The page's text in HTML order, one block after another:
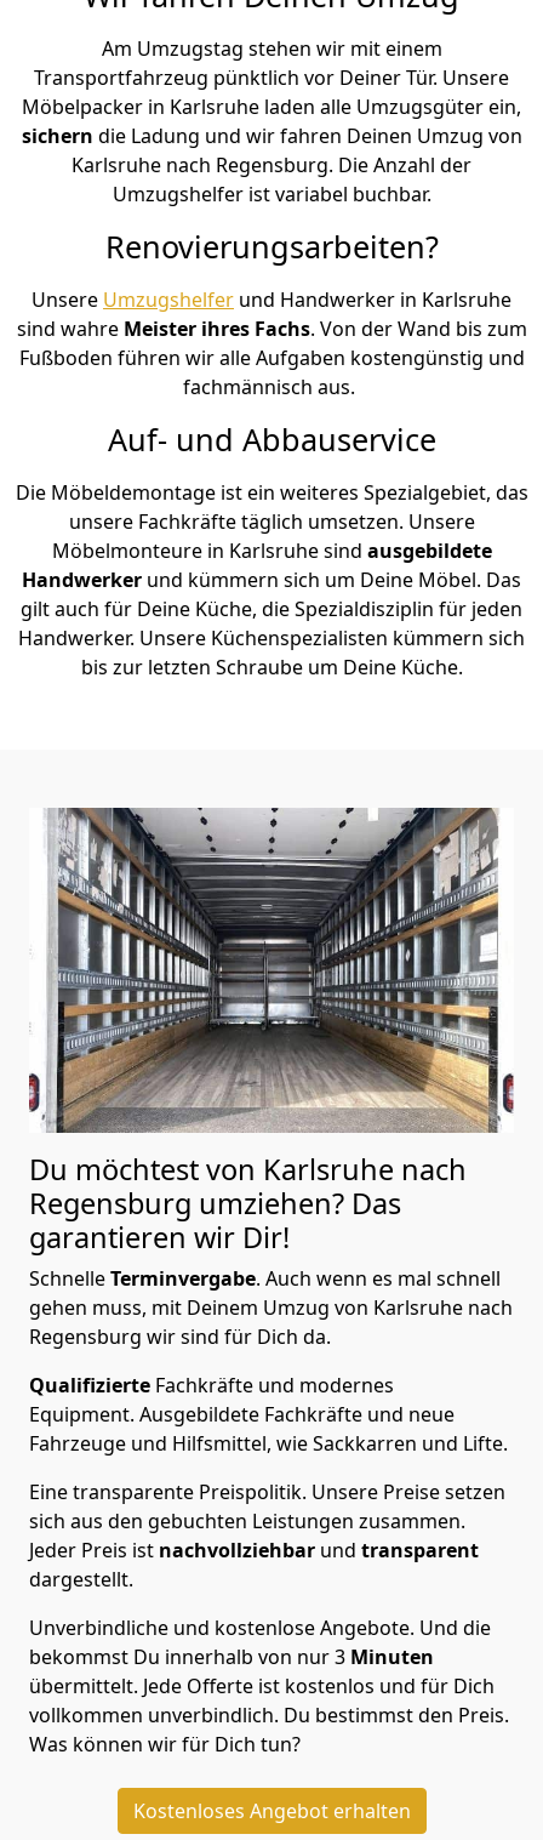
Am Umzugstag stehen wir mit einem
Transportfahrzeug pünktlich vor Deiner Tür. Unsere
Möbelpacker in Karlsruhe laden alle Umzugsgüter ein,
sichern die Ladung und wir fahren Deinen Umzug von
Karlsruhe nach Regensburg. Die Anzahl der
Umzugshelfer ist variabel buchbar.
Renovierungsarbeiten?
Unsere Umzugshelfer und Handwerker in Karlsruhe
sind wahre Meister ihres Fachs. Von der Wand bis zum
Fußboden führen wir alle Aufgaben kostengünstig und
fachmännisch aus.
Auf- und Abbauservice
Die Möbeldemontage ist ein weiteres Spezialgebiet, das
unsere Fachkräfte täglich umsetzen. Unsere
Möbelmonteure in Karlsruhe sind ausgebildete
Handwerker und kümmern sich um Deine Möbel. Das
gilt auch für Deine Küche, die Spezialdisziplin für jeden
Handwerker. Unsere Küchenspezialisten kümmern sich
bis zur letzten Schraube um Deine Küche.
Du möchtest von Karlsruhe nach
Regensburg umziehen? Das
garantieren wir Dir!
SchnelleTerminvergabe. Auch wenn es mal schnell
gehen muss, mit Deinem Umzug von Karlsruhe nach
Regensburg wir sind für Dich da.
Qualifizierte Fachkräfte und modernes
Equipment. Ausgebildete Fachkräfte und neue
Fahrzeuge und Hilfsmittel, wie Sackkarren und Lifte.
Eine transparente Preispolitik. Unsere Preise setzen
sich aus den gebuchten Leistungen zusammen.
Jeder Preis ist nachvollziehbar und transparent
dargestellt.
Unverbindliche und kostenlose Angebote. Und die
bekommst Du innerhalb von nur3 Minuten
übermittelt. Jede Offerte ist kostenlos und für Dich
vollkommen unverbindlich. Du bestimmst den Preis.
Was können wir für Dich tun?
Kostenloses Angebot erhalten